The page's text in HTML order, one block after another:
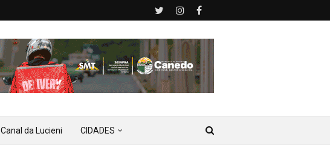
Canal da Lucieni CIDADES